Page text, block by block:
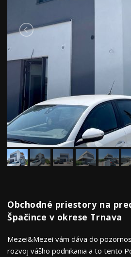
Obchodné priestory na
Špačince v okrese Trnava
Mezei&Mezei vám dáva do
rozvoj vášho podnikania a to tento